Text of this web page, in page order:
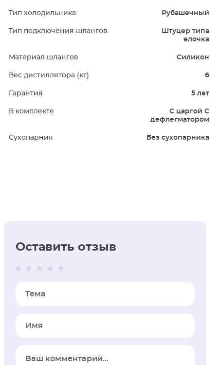
Тип холодильника Рубашечный
Тип подключения шлангов
Штуцер типа
елочка
Материал шлангов Силикон
Вес дистиллятора (кг) 6
Гарантия 5 лет
В комплекте
С царгой С
дефлегматором
Сухопарник Без сухопарника
Оставить отзыв
Тема
Имя